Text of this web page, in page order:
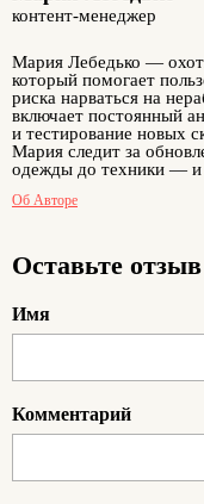
контент-менеджер
Мария Лебедько —
который помогает
риска нарваться на
включает постоянный
и тестирование новых
Мария следит за
одежды до техники — и
деталям. Благодаря её
Об Авторе
Оставьте отзыв
Имя
Комментарий